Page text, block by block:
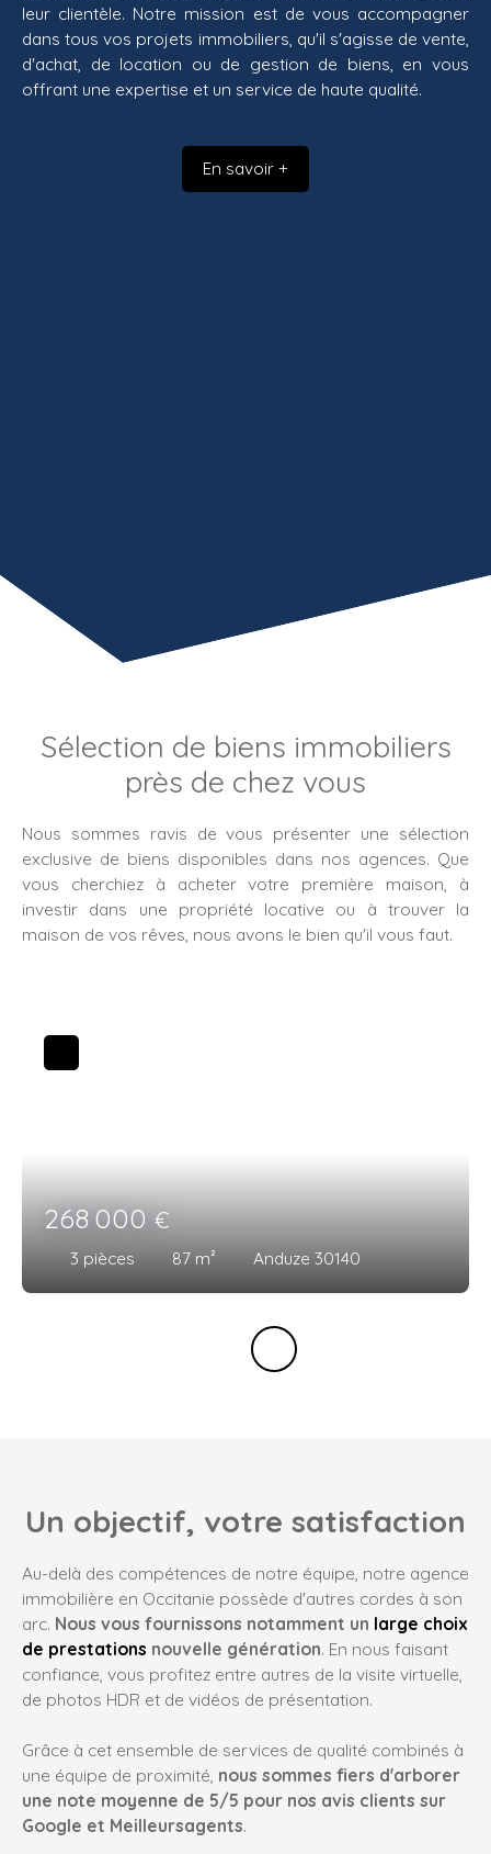
leur clientèle. Notre mission est de vous accompagner
dans tous vos projets immobiliers, qu'il s'agisse de vente,
d'achat, de location ou de gestion de biens, en vous
offrant une expertise et un service de haute qualité.
En savoir +
Sélection de biens immobiliers
près de chez vous
Nous sommes ravis de vous présenter une sélection
exclusive de biens disponibles dans nos agences. Que
vous cherchiez à acheter votre première maison, à
investir dans une propriété locative ou à trouver la
maison de vos rêves, nous avons le bien qu'il vous faut.
268 000€
3 pièces 87 m² Anduze 30140
Un objectif, votre satisfaction
Au-delà des compétences de notre équipe, notre agence
immobilière en Occitanie possède d'autres cordes à son
arc. Nous vous fournissons notamment un large choix
de prestations nouvelle génération. En nous faisant
confiance, vous profitez entre autres de la visite virtuelle,
de photos HDR et de vidéos de présentation.
Grâce à cet ensemble de services de qualité combinés à
une équipe de proximité, nous sommes fiers d'arborer
une note moyenne de 5/5 pour nos avis clients sur
Google et Meilleursagents.